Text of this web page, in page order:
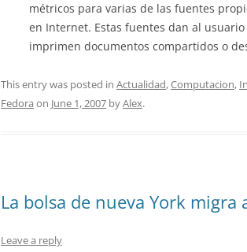
métricos para varias de las fuentes
en Internet. Estas fuentes dan al
imprimen documentos compartidos o
This entry was posted in Actualidad,Computacion,
Fedora on June 1, 2007 byAlex.
La bolsa de nueva York migra
Leave a reply